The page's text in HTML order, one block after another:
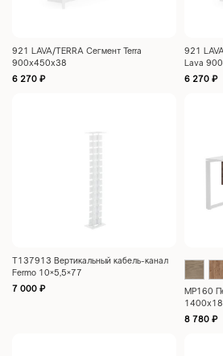
921 LAVA/TERRA Сегмент Terra
900x450x38
6 270 ₽
921
Lava
6 270 ₽
Т137913 Вертикальный кабель-канал
Fermo 10×5,5×77
7 000 ₽
MP160
8 780 ₽